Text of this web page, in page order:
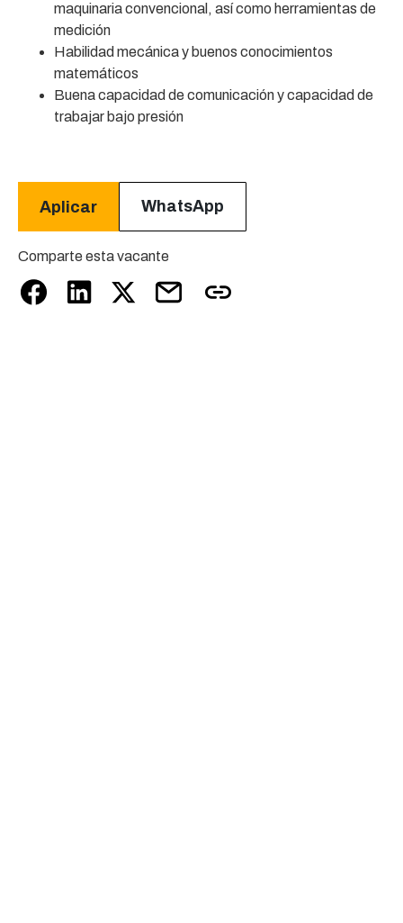
maquinaria convencional, así como herramientas de
medición
Habilidad mecánica y buenos conocimientos
matemáticos
Buena capacidad de comunicación y capacidad de
trabajar bajo presión
Aplicar WhatsApp
Comparte esta vacante